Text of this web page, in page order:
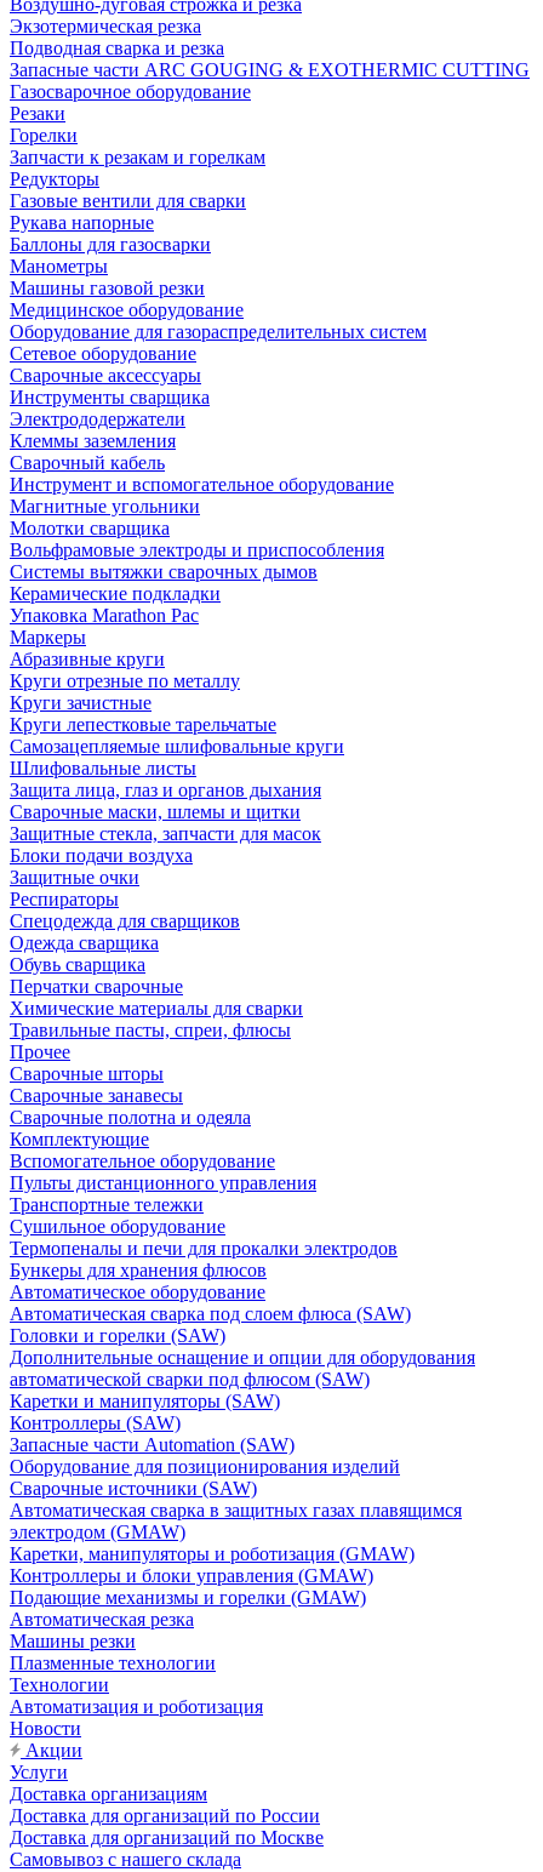
Воздушно-дуговая строжка и резка
Экзотермическая резка
Подводная сварка и резка
Запасные части ARC GOUGING & EXOTHERMIC CUTTING
Газосварочное оборудование
Резаки
Горелки
Запчасти к резакам и горелкам
Редукторы
Газовые вентили для сварки
Рукава напорные
Баллоны для газосварки
Манометры
Машины газовой резки
Медицинское оборудование
Оборудование для газораспределительных систем
Сетевое оборудование
Сварочные аксессуары
Инструменты сварщика
Электрододержатели
Клеммы заземления
Сварочный кабель
Инструмент и вспомогательное оборудование
Магнитные угольники
Молотки сварщика
Вольфрамовые электроды и приспособления
Системы вытяжки сварочных дымов
Керамические подкладки
Упаковка Marathon Pac
Маркеры
Абразивные круги
Круги отрезные по металлу
Круги зачистные
Круги лепестковые тарельчатые
Самозацепляемые шлифовальные круги
Шлифовальные листы
Защита лица, глаз и органов дыхания
Сварочные маски, шлемы и щитки
Защитные стекла, запчасти для масок
Блоки подачи воздуха
Защитные очки
Респираторы
Спецодежда для сварщиков
Одежда сварщика
Обувь сварщика
Перчатки сварочные
Химические материалы для сварки
Травильные пасты, спреи, флюсы
Прочее
Сварочные шторы
Сварочные занавесы
Сварочные полотна и одеяла
Комплектующие
Вспомогательное оборудование
Пульты дистанционного управления
Транспортные тележки
Сушильное оборудование
Термопеналы и печи для прокалки электродов
Бункеры для хранения флюсов
Автоматическое оборудование
Автоматическая сварка под слоем флюса (SAW)
Головки и горелки (SAW)
Дополнительные оснащение и опции для оборудования
автоматической сварки под флюсом (SAW)
Каретки и манипуляторы (SAW)
Контроллеры (SAW)
Запасные части Automation (SAW)
Оборудование для позиционирования изделий
Сварочные источники (SAW)
Автоматическая сварка в защитных газах плавящимся
электродом (GMAW)
Каретки, манипуляторы и роботизация (GMAW)
Контроллеры и блоки управления (GMAW)
Подающие механизмы и горелки (GMAW)
Автоматическая резка
Машины резки
Плазменные технологии
Технологии
Автоматизация и роботизация
Новости
Акции
Услуги
Доставка организациям
Доставка для организаций по России
Доставка для организаций по Москве
Самовывоз с нашего склада